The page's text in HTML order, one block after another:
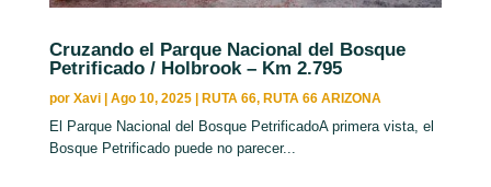
Cruzando el Parque Nacional del Bosque
Petrificado / Holbrook – Km 2.795
por Xavi| Ago 10, 2025| RUTA 66, RUTA 66 ARIZONA
El Parque Nacional del Bosque PetrificadoA primera vista, el
Bosque Petrificado puede no parecer...